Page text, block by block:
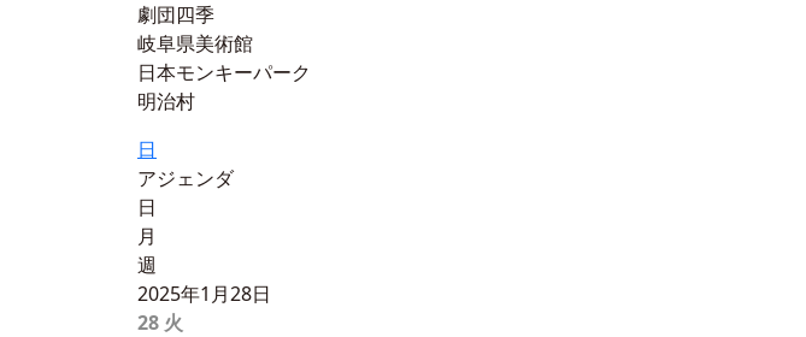
劇団四季
岐阜県美術館
日本モンキーパーク
明治村
日
アジェンダ
日
月
週
2025年1月28日
28 火